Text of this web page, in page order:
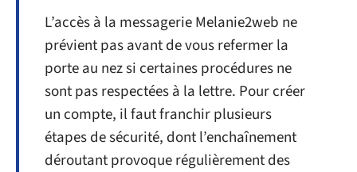
L’accès à la messagerie Melanie2web ne
prévient pas avant de vous refermer la
porte au nez si certaines procédures ne
sont pas respectées à la lettre. Pour créer
un compte, il faut franchir plusieurs
étapes de sécurité, dont l’enchaînement
déroutant provoque régulièrement des